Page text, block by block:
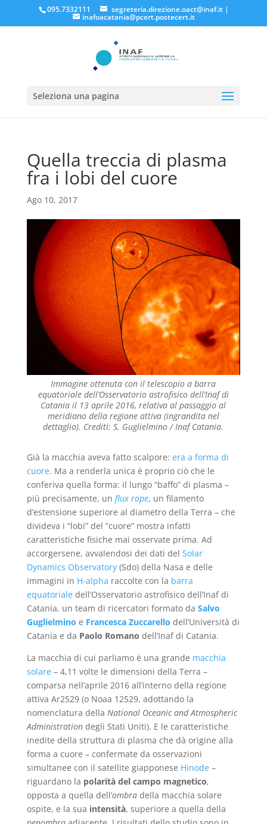
095.7332111 segreteria.direzione.oact@inaf.it|
inafoacatania@pcert.postecert.it
Seleziona una pagina
Quella treccia di plasma
fra i lobi del cuore
Ago 10, 2017
Immagine ottenuta con il telescopio a barra
equatoriale dell’Osservatorio astrofisico dell’Inaf di
Catania il 13 aprile 2016, relativa al passaggio al
meridiano della regione attiva (ingrandita nel
dettaglio). Crediti: S. Guglielmino / Inaf Catania.
Già la macchia aveva fatto scalpore: era a forma di
cuore. Ma a renderla unica è proprio ciò che le
conferiva quella forma: il lungo “baffo” di plasma –
più precisamente, un flux rope, un filamento
d’estensione superiore al diametro della Terra – che
divideva i “lobi” del “cuore” mostra infatti
caratteristiche fisiche mai osservate prima. Ad
accorgersene, avvalendosi dei dati del Solar
Dynamics Observatory(Sdo) della Nasa e delle
immagini in H-alpha raccolte con la barra
equatorialedell’Osservatorio astrofisico dell’Inaf di
Catania, un team di ricercatori formato da Salvo
Guglielmino e Francesca Zuccarello dell’Università di
Catania e da Paolo Romano dell’Inaf di Catania.
La macchia di cui parliamo è una grande macchia
solare– 4,11 volte le dimensioni della Terra –
comparsa nell’aprile 2016 all’interno della regione
attiva Ar2529 (o Noaa 12529, adottando la
nomenclatura della National Oceanic and Atmospheric
Administrationdegli Stati Uniti). E le caratteristiche
inedite della struttura di plasma che dà origine alla
forma a cuore – confermate da osservazioni
simultanee con il satellite giapponese Hinode–
riguardano la polarità del campo magnetico,
opposta a quella dell’ombradella macchia solare
ospite, e la sua intensità, superiore a quella della